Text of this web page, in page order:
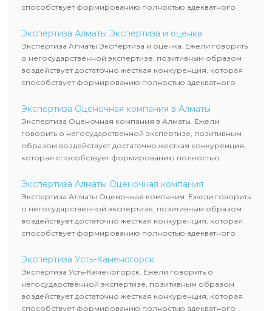
способствует формированию полностью адекватного
Экспертиза Алматы Экспертиза и оценка
Экспертиза Алматы Экспертиза и оценка. Ежели говорить
о негосударственной экспертизе, позитивным образом
воздействует достаточно жесткая конкуренция, которая
способствует формированию полностью адекватного
Экспертиза Оценочная компания в Алматы
Экспертиза Оценочная компания в Алматы. Ежели
говорить о негосударственной экспертизе, позитивным
образом воздействует достаточно жесткая конкуренция,
которая способствует формированию полностью
Экспертиза Алматы Оценочная компания
Экспертиза Алматы Оценочная компания. Ежели говорить
о негосударственной экспертизе, позитивным образом
воздействует достаточно жесткая конкуренция, которая
способствует формированию полностью адекватного
Экспертиза Усть-Каменогорск
Экспертиза Усть-Каменогорск. Ежели говорить о
негосударственной экспертизе, позитивным образом
воздействует достаточно жесткая конкуренция, которая
способствует формированию полностью адекватного